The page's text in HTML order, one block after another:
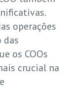
operações
das
os COOs
crucial na